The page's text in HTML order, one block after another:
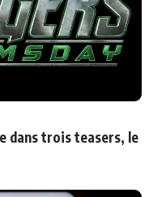
dans trois teasers, le